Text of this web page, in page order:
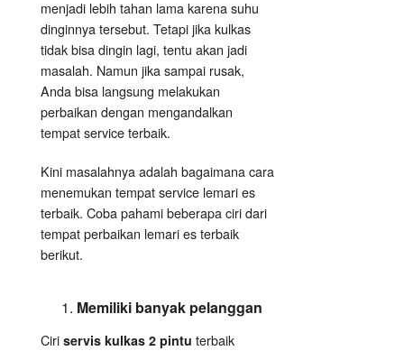
menjadi lebih tahan lama karena suhu
dinginnya tersebut. Tetapi jika kulkas
tidak bisa dingin lagi, tentu akan jadi
masalah. Namun jika sampai rusak,
Anda bisa langsung melakukan
perbaikan dengan mengandalkan
tempat service terbaik.
Kini masalahnya adalah bagaimana cara
menemukan tempat service lemari es
terbaik. Coba pahami beberapa ciri dari
tempat perbaikan lemari es terbaik
berikut.
Memiliki banyak pelanggan
Ciri servis kulkas 2 pintu terbaik